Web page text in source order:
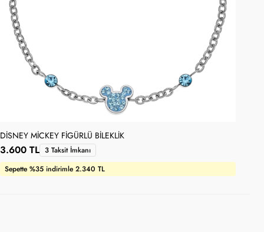
DISNEY MICKEY FIGÜRLÜ BILEKLIK
Sepette %35 indirimle 2.340 TL
3.600 TL 3 Taksit İmkanı